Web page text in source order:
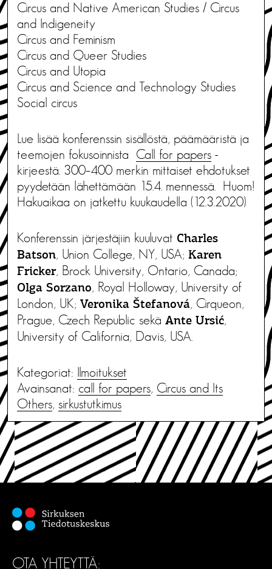
Circus and Native American Studies / Circus
and Indigeneity
Circus and Feminism
Circus and Queer Studies
Circus and Utopia
Circus and Science and Technology Studies
Social circus
Lue lisää konferenssin sisällöstä, päämääristä ja
teemojen fokusoinnista Call for papers -
kirjeestä. 300–400 merkin mittaiset ehdotukset
pyydetään lähettämään 15.4. mennessä. Huom!
Hakuaikaa on jatkettu kuukaudella (12.3.2020)
Konferenssin järjestäjiin kuuluvat Charles
Batson, Union College, NY, USA; Karen
Fricker, Brock University, Ontario, Canada;
Olga Sorzano, Royal Holloway, University of
London, UK; Veronika Štefanová, Cirqueon,
Prague, Czech Republic sekä Ante Ursić,
University of California, Davis, USA.
Kategoriat: Ilmoitukset
Avainsanat: call for papers, Circus and Its
Others, sirkustutkimus
OTA YHTEYTTÄ: